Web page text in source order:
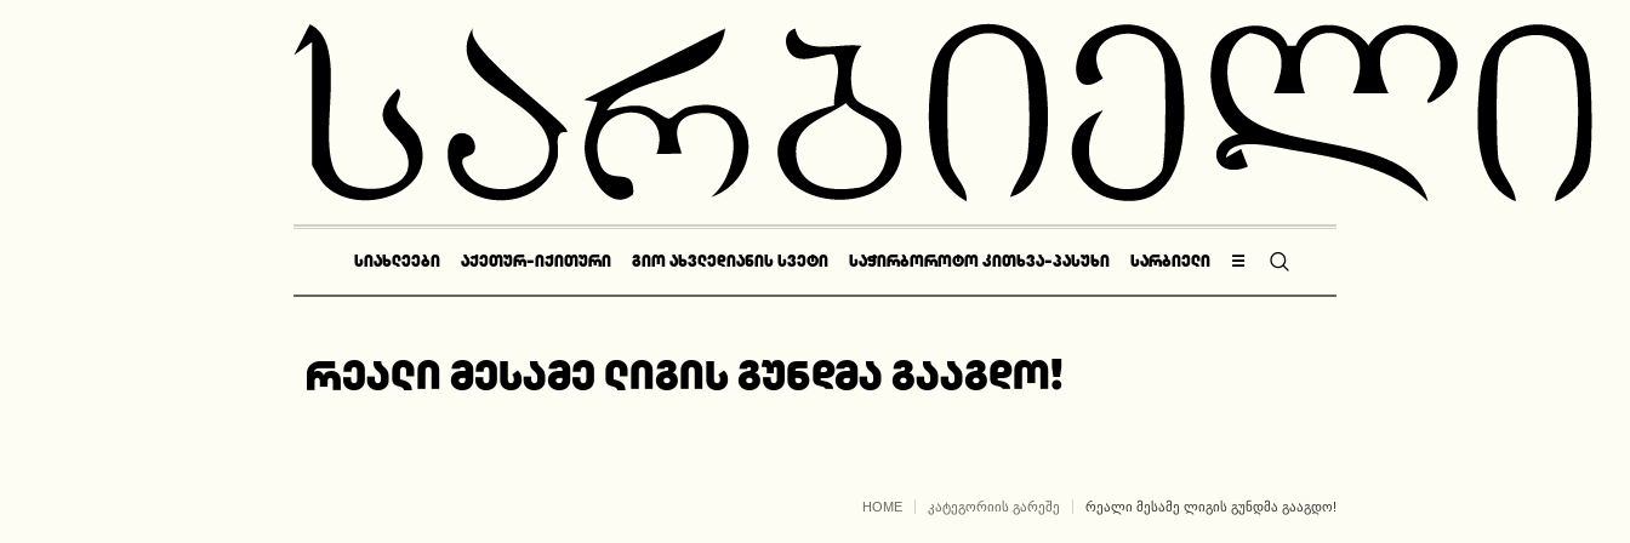
ᲡᲘᲐᲮᲚᲔᲔᲑᲘ ᲐᲥᲔᲗᲣᲠ-ᲘᲥᲘᲗᲣᲠᲘ ᲒᲘᲝ ᲐᲮᲕᲚᲔᲓᲘᲐᲜᲘᲡ ᲡᲕᲔᲢᲘ ᲡᲐᲭᲘᲠᲑᲝᲠᲝᲢᲝ ᲙᲘᲗᲮᲕᲐ-ᲞᲐᲡᲣᲮᲘ ᲡᲐᲠᲑᲘᲔᲚᲘ ☰
რეალი მესამე ლიგის გუნდმა გააგდო!
HOME ᲙᲐᲢᲔᲒᲝᲠᲘᲘᲡ ᲒᲐᲠᲔᲨᲔ ᲠᲔᲐᲚᲘ ᲛᲔᲡᲐᲛᲔ ᲚᲘᲒᲘᲡ ᲒᲣᲜᲓᲛᲐ ᲒᲐᲐᲒᲓᲝ!